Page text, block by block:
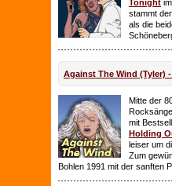
Tonight
stammt
als die
Against The Wind (Tyler)
Mitte der
mit
Holding
leiser um
Zum
Bohlen 1991 mit der sanften